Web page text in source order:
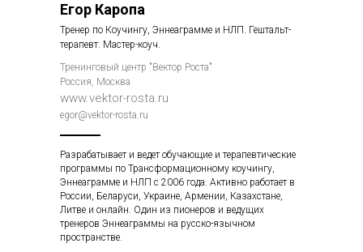
Егор Каропа
Тренер по Коучингу, Эннеаграмме и НЛП. Гештальт-
терапевт. Мастер-коуч.
Тренинговый центр "Вектор Роста"
Россия, Москва
www.vektor-rosta.ru
egor@vektor-rosta.ru
Разрабатывает и ведет обучающие и терапевтические
программы по Трансформационному коучингу,
Эннеаграмме и НЛП с 2006 года. Активно работает в
России, Беларуси, Украине, Армении, Казахстане,
Литве и онлайн. Один из пионеров и ведущих
тренеров Эннеаграммы на русско-язычном
пространстве.